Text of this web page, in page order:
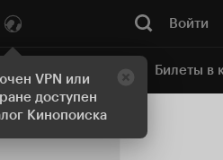
VPN или
доступен
Кинопоиска
Войти
Онлайн-кинотеатр Билеты в